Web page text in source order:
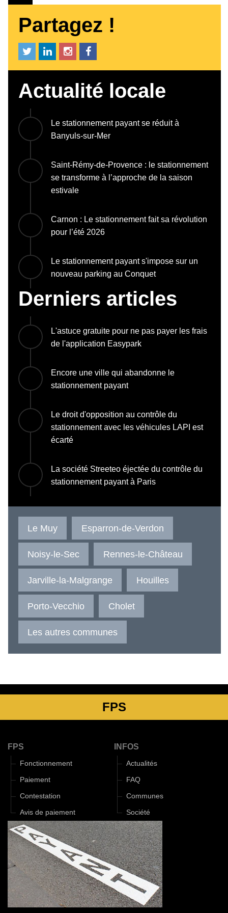
Partagez !
Actualité locale
Le stationnement payant se réduit à
Banyuls-sur-Mer
Saint-Rémy-de-Provence : le stationnement
se transforme à l’approche de la saison
estivale
Carnon : Le stationnement fait sa révolution
pour l’été 2026
Le stationnement payant s'impose sur un
nouveau parking au Conquet
Derniers articles
L'astuce gratuite pour ne pas payer les frais
de l'application Easypark
Encore une ville qui abandonne le
stationnement payant
Le droit d'opposition au contrôle du
stationnement avec les véhicules LAPI est
écarté
La société Streeteo éjectée du contrôle du
stationnement payant à Paris
Le Muy Esparron-de-Verdon
Noisy-le-Sec Rennes-le-Château
Jarville-la-Malgrange Houilles
Porto-Vecchio Cholet
Les autres communes
FPS
FPS
Fonctionnement
Paiement
Contestation
Avis de paiement
INFOS
Actualités
FAQ
Communes
Société